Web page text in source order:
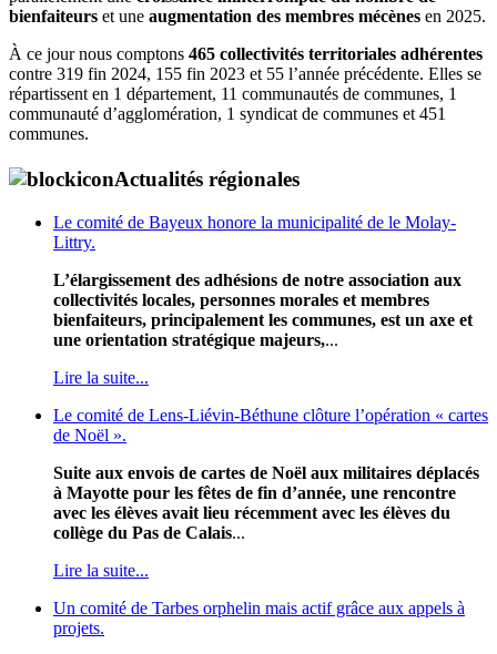
bienfaiteurs et une augmentation des membres mécènes en 2025.
À ce jour nous comptons 465 collectivités territoriales adhérentes
contre 319 fin 2024, 155 fin 2023 et 55 l’année précédente. Elles se
répartissent en 1 département, 11 communautés de communes, 1
communauté d’agglomération, 1 syndicat de communes et 451
communes.
Actualités régionales
Le comité de Bayeux honore la municipalité de le Molay-
Littry.
L’élargissement des adhésions de notre association aux
collectivités locales, personnes morales et membres
bienfaiteurs, principalement les communes, est un axe et
une orientation stratégique majeurs,...
Lire la suite...
Le comité de Lens-Liévin-Béthune clôture l’opération « cartes
de Noël ».
Suite aux envois de cartes de Noël aux militaires déplacés
à Mayotte pour les fêtes de fin d’année, une rencontre
avec les élèves avait lieu récemment avec les élèves du
collège du Pas de Calais...
Lire la suite...
Un comité de Tarbes orphelin mais actif grâce aux appels à
projets.